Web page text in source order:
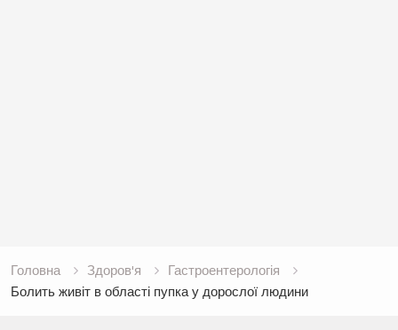
Головна Здоров'я
Гастроентерологія
Болить живіт в області пупка у дорослої людини